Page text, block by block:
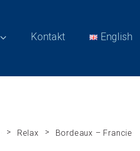
Kontakt English
> Relax > Bordeaux – Francie